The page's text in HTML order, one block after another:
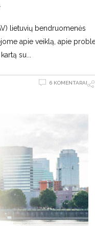
lietuvių bendruomenės
apie veiklą, apie
su
6 KOMENTARAI